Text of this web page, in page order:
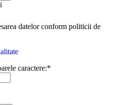
datelor conform politicii de
caractere:*